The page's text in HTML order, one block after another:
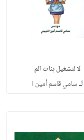
لا لتشغيل بنات الم
لـسامي قاسم أمين ا